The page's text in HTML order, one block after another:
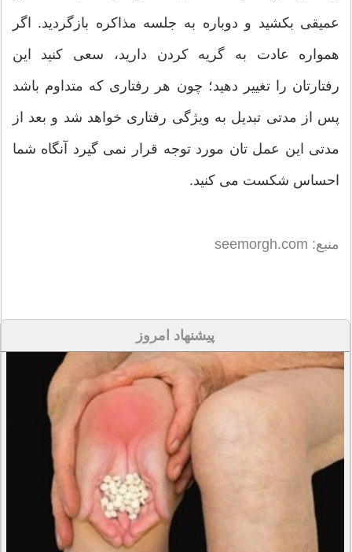
عمیقی بکشید و دوباره به جلسه مذاکره بازگردید. اگر
همواره عادت به گریه کردن دارید، سعی کنید این
رفتارتان را تغییر دهید؛ چون هر رفتاری که متداوم باشد
پس از مدتی تبدیل به ویژگی رفتاری خواهد شد و بعد از
مدتی این عمل تان مورد توجه قرار نمی گیرد آنگاه شما
احساس شکست می کنید.
منبع: seemorgh.com
پیشنهاد امروز